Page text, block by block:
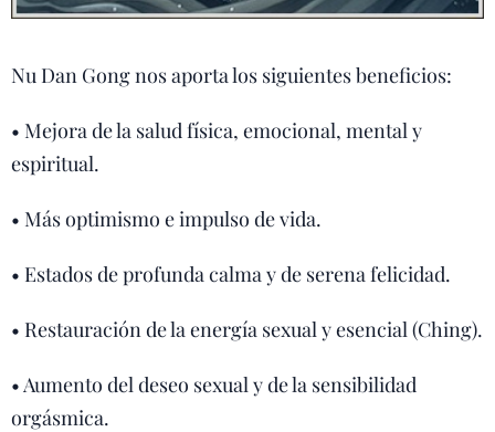
Nu Dan Gong nos aporta los siguientes beneficios:
• Mejora de la salud física, emocional, mental y
espiritual.
• Más optimismo e impulso de vida.
• Estados de profunda calma y de serena felicidad.
• Restauración de la energía sexual y esencial (Ching).
• Aumento del deseo sexual y de la sensibilidad
orgásmica.